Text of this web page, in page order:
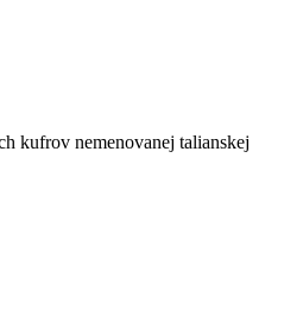
kufrov nemenovanej talianskej